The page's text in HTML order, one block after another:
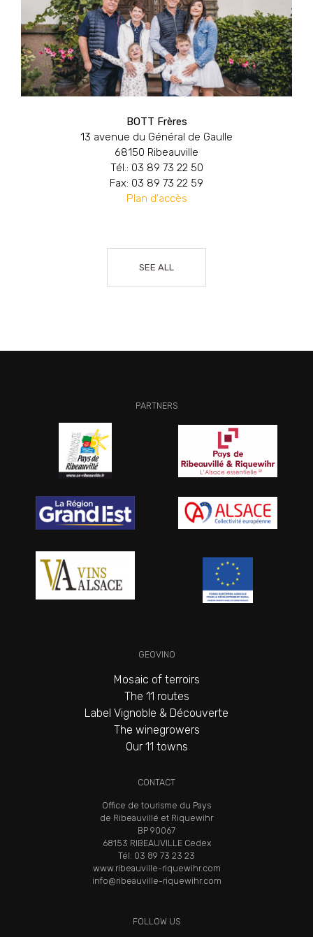
BOTT Frères
13 avenue du Général de Gaulle
68150 Ribeauville
Tél.: 03 89 73 22 50
Fax: 03 89 73 22 59
Plan d'accès
SEE ALL
PARTNERS
GEOVINO
Mosaic of terroirs
The 11 routes
Label Vignoble & Découverte
The winegrowers
Our 11 towns
CONTACT
Office de tourisme du Pays
de Ribeauvillé et Riquewihr
BP 90067
68153 RIBEAUVILLE Cedex
Tél: 03 89 73 23 23
www.ribeauville-riquewihr.com
info@ribeauville-riquewihr.com
FOLLOW US